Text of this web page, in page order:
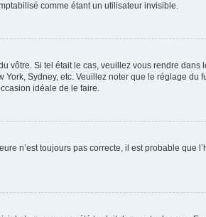
comme étant un utilisateur invisible.
vôtre. Si tel était le cas, veuillez vous rendre
Sydney, etc. Veuillez noter que le réglage
idéale de le faire.
n’est toujours pas correcte, il est probable que